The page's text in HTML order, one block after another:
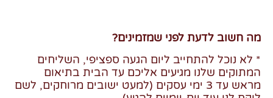
מה חשוב לדעת לפני שמזמינים?
* לא נוכל להתחייב ליום הגעה ספציפי, השליחים
המתוקים שלנו מגיעים אליכם עד הבית בתיאום
מראש עד 3 ימי עסקים (למעט ישובים מרוחקים, לשם